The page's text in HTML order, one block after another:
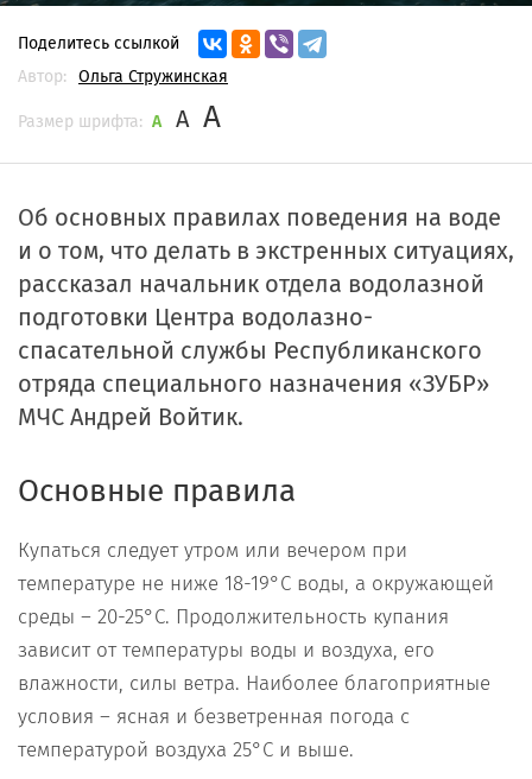
Поделитесь ссылкой
Автор:
Ольга Стружинская
Размер шрифта: A A A
Об основных правилах поведения на воде
и о том, что делать в экстренных ситуациях,
рассказал начальник отдела водолазной
подготовки Центра водолазно-
спасательной службы Республиканского
отряда специального назначения «ЗУБР»
МЧС Андрей Войтик.
Основные правила
Купаться следует утром или вечером при
температуре не ниже 18-19°C воды, а окружающей
среды – 20-25°C. Продолжительность купания
зависит от температуры воды и воздуха, его
влажности, силы ветра. Наиболее благоприятные
условия – ясная и безветренная погода с
температурой воздуха 25°C и выше.